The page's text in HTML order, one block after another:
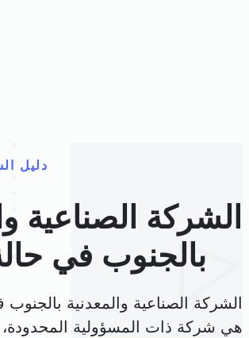
دليل
الشركة الصناعية
بالجنوب في
الشركة الصناعية والمعدنية
هي شركة ذات المسؤولية